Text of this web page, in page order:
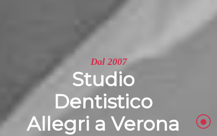
Dal 2007
Studio
Dentistico
Allegri a Verona